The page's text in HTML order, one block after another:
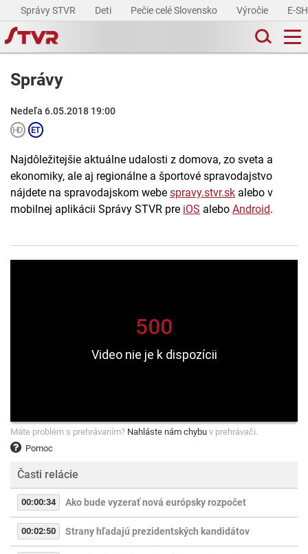
Správy STVR Deti Pečie celé Slovensko Výročie E-
Správy
Nedeľa 6.05.2018 19:00
Najdôležitejšie aktuálne udalosti z domova, zo sveta a
ekonomiky, ale aj regionálne a športové spravodajstvo
nájdete na spravodajskom webe spravy.stvr.sk alebo v
mobilnej aplikácii Správy STVR pre iOS alebo Android.
Pomoc
Máte problém s prehrávaním? Nahláste nám chybu v prehrávači.
Časti relácie
00:00:34 Ako bude vyzerať nová európsky rozpočet
00:02:50 Strany hľadajú prezidentských kandidátov